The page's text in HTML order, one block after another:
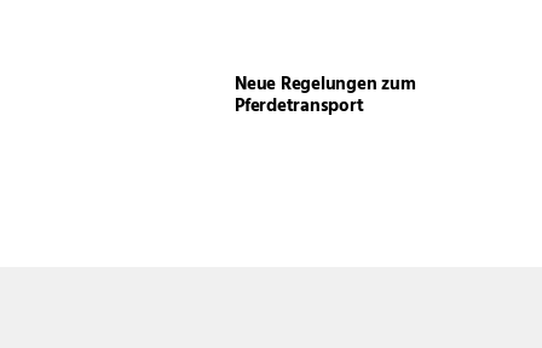
Neue Regelungen zum
Pferdetransport